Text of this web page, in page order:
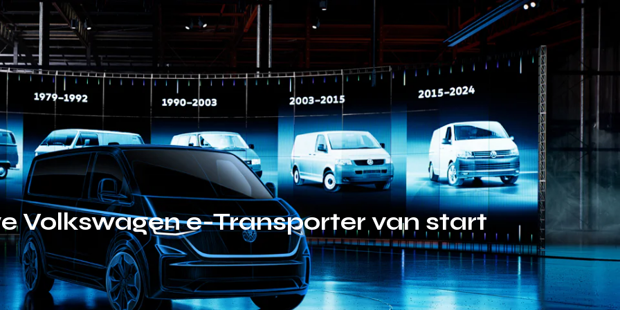
Volkswagen e-Transporter van start